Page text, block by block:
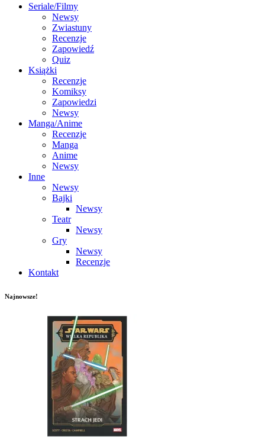
Seriale/Filmy
Newsy
Zwiastuny
Recenzje
Zapowiedź
Quiz
Książki
Recenzje
Komiksy
Zapowiedzi
Newsy
Manga/Anime
Recenzje
Manga
Anime
Newsy
Inne
Newsy
Bajki
Newsy
Teatr
Newsy
Gry
Newsy
Recenzje
Kontakt
Najnowsze!